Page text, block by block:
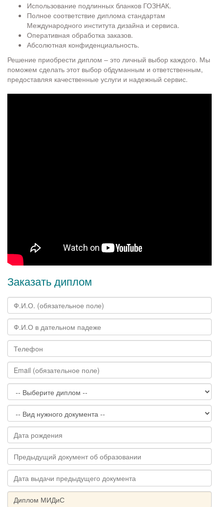
Использование подлинных бланков ГОЗНАК.
Полное соответствие диплома стандартам
Международного института дизайна и сервиса.
Оперативная обработка заказов.
Абсолютная конфиденциальность.
Решение приобрести диплом – это личный выбор каждого. Мы
поможем сделать этот выбор обдуманным и ответственным,
предоставляя качественные услуги и надежный сервис.
Заказать диплом